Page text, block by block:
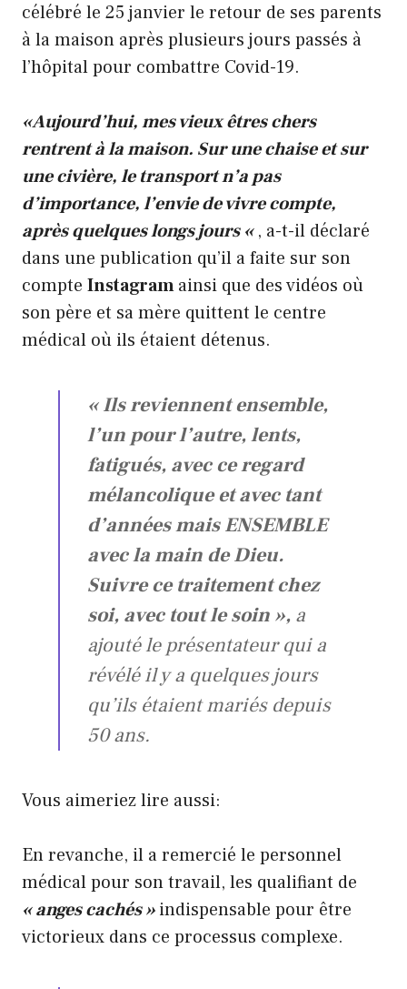
célébré le 25 janvier le retour de ses parents
à la maison après plusieurs jours passés à
l’hôpital pour combattre Covid-19.
«Aujourd’hui, mes vieux êtres chers
rentrent à la maison. Sur une chaise et sur
une civière, le transport n’a pas
d’importance, l’envie de vivre compte,
après quelques longs jours «, a-t-il déclaré
dans une publication qu’il a faite sur son
compte Instagramainsi que des vidéos où
son père et sa mère quittent le centre
médical où ils étaient détenus.
« Ils reviennent ensemble,
l’un pour l’autre, lents,
fatigués, avec ce regard
mélancolique et avec tant
d’années mais ENSEMBLE
avec la main de Dieu.
Suivre ce traitement chez
soi, avec tout le soin », a
ajouté le présentateur qui a
révélé il y a quelques jours
qu’ils étaient mariés depuis
50 ans.
Vous aimeriez lire aussi:
En revanche, il a remercié le personnel
médical pour son travail, les qualifiant de
« anges cachés »indispensable pour être
victorieux dans ce processus complexe.